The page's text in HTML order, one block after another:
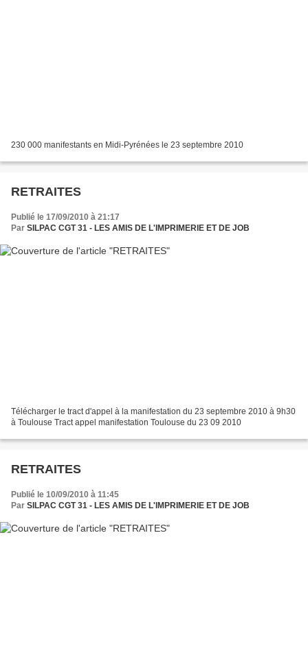
230 000 manifestants en Midi-Pyrénées le 23 septembre 2010
RETRAITES
Publié le 17/09/2010 à 21:17
Par SILPAC CGT 31 - LES AMIS DE L'IMPRIMERIE ET DE JOB
Télécharger le tract d'appel à la manifestation du 23 septembre 2010 à 9h30
à Toulouse Tract appel manifestation Toulouse du 23 09 2010
RETRAITES
Publié le 10/09/2010 à 11:45
Par SILPAC CGT 31 - LES AMIS DE L'IMPRIMERIE ET DE JOB